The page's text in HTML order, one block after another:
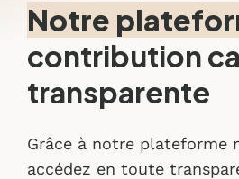
Notre
contribution
transparente
Grâce à notre plateforme
accédez en toute